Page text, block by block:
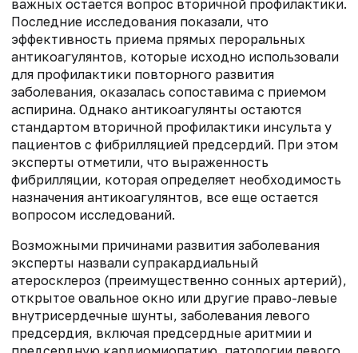
важных остается вопрос вторичной профилактики.
Последние исследования показали, что
эффективность приема прямых пероральных
антикоагулянтов, которые исходно использовали
для профилактики повторного развития
заболевания, оказалась сопоставима с приемом
аспирина. Однако антикоагулянты остаются
стандартом вторичной профилактики инсульта у
пациентов с фибрилляцией предсердий. При этом
эксперты отметили, что выраженность
фибрилляции, которая определяет необходимость
назначения антикоагулянтов, все еще остается
вопросом исследований.
Возможными причинами развития заболевания
эксперты назвали супракардиальный
атеросклероз (преимущественно сонных артерий),
открытое овальное окно или другие право-левые
внутрисердечные шунты, заболевания левого
предсердия, включая предсердные аритмии и